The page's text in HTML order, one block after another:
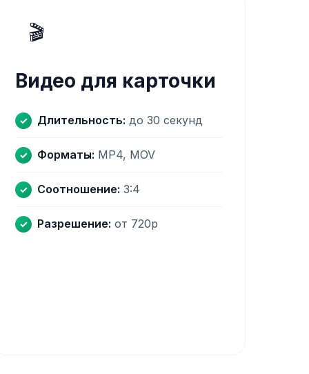
🎬
Видео для карточки
Длительность: до 30 секунд
Форматы: MP4, MOV
Соотношение: 3:4
Разрешение: от 720p